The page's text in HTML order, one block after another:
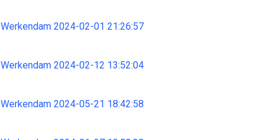
2024-02-01 21:26:57
2024-02-12 13:52:04
2024-05-21 18:42:58